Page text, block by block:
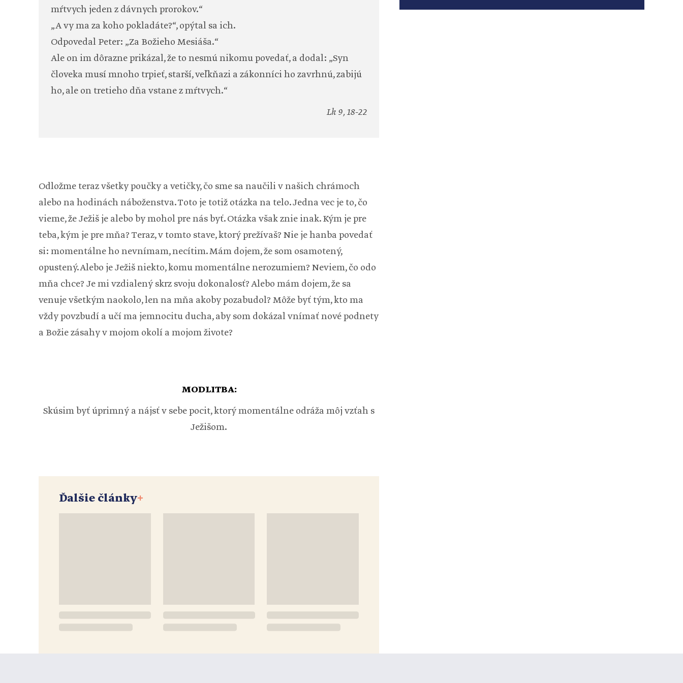
mŕtvych jeden z dávnych prorokov.“
„A vy ma za koho pokladáte?“, opýtal sa ich.
Odpovedal Peter: „Za Božieho Mesiáša.“
Ale on im dôrazne prikázal, že to nesmú nikomu povedať, a dodal: „Syn
človeka musí mnoho trpieť, starší, veľkňazi a zákonníci ho zavrhnú, zabijú
ho, ale on tretieho dňa vstane z mŕtvych.“
Lk 9, 18-22
Odložme teraz všetky poučky a vetičky, čo sme sa naučili v našich chrámoch
alebo na hodinách náboženstva. Toto je totiž otázka na telo. Jedna vec je to, čo
vieme, že Ježiš je alebo by mohol pre nás byť. Otázka však znie inak. Kým je pre
teba, kým je pre mňa? Teraz, v tomto stave, ktorý prežívaš? Nie je hanba povedať
si: momentálne ho nevnímam, necítim. Mám dojem, že som osamotený,
opustený. Alebo je Ježiš niekto, komu momentálne nerozumiem? Neviem, čo odo
mňa chce? Je mi vzdialený skrz svoju dokonalosť? Alebo mám dojem, že sa
venuje všetkým naokolo, len na mňa akoby pozabudol? Môže byť tým, kto ma
vždy povzbudí a učí ma jemnocitu ducha, aby som dokázal vnímať nové podnety
a Božie zásahy v mojom okolí a mojom živote?
MODLITBA:
Skúsim byť úprimný a nájsť v sebe pocit, ktorý momentálne odráža môj vzťah s
Ježišom.
Ďalšie články+